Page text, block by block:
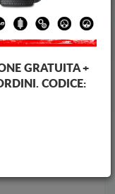
Brands
GRATUITA +
CODICE: